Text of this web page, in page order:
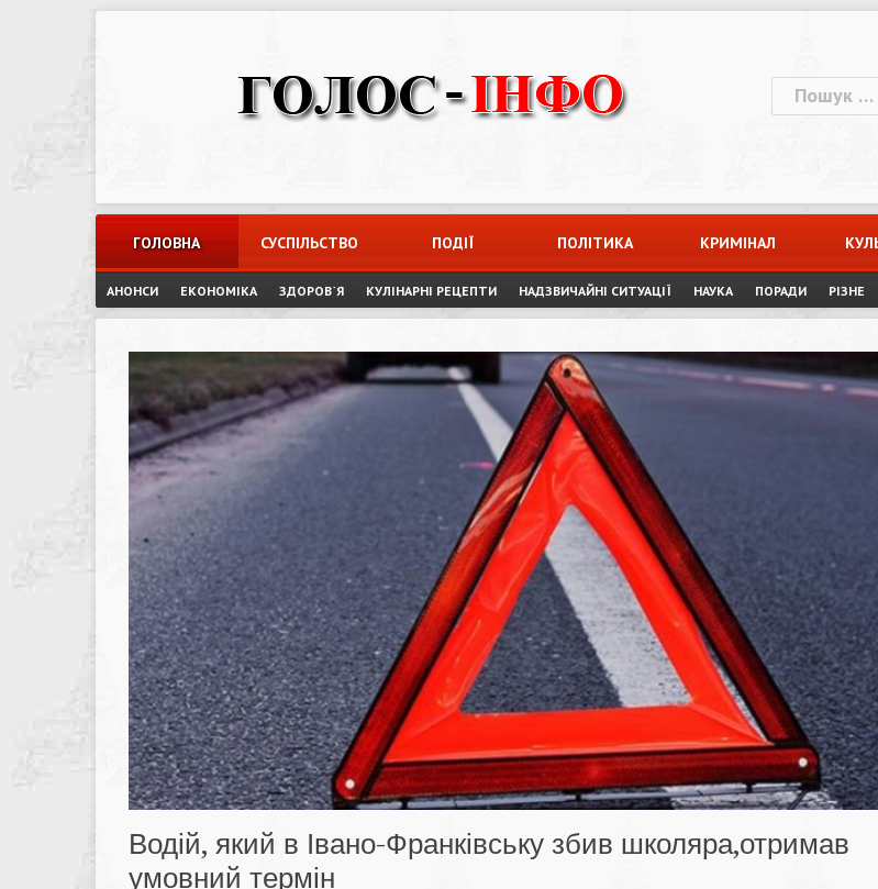
Пошук:
ГОЛОВНА СУСПІЛЬСТВО ПОДІЇ ПОЛІТИКА КРИМІНАЛ
АНОНСИ ЕКОНОМІКА ЗДОРОВ`Я КУЛІНАРНІ РЕЦЕПТИ НАДЗВИЧАЙНІ СИТУАЦІЇ НАУКА ПОРАДИ РІЗНЕ
Водій, який в Івано-Франківську збив школяра,отримав
умовний термін